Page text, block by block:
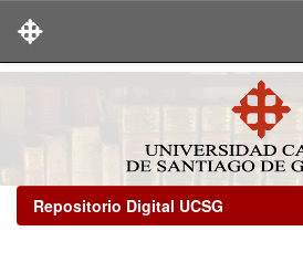
Repositorio Digital UCSG